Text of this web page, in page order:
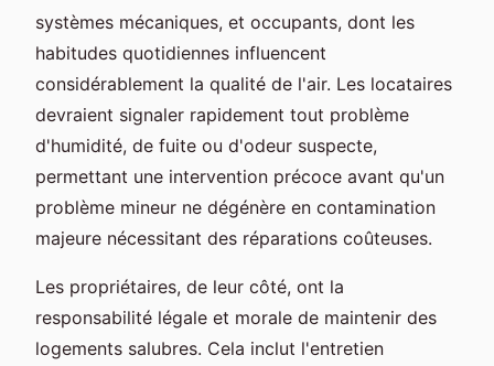
systèmes mécaniques, et occupants, dont les
habitudes quotidiennes influencent
considérablement la qualité de l'air. Les locataires
devraient signaler rapidement tout problème
d'humidité, de fuite ou d'odeur suspecte,
permettant une intervention précoce avant qu'un
problème mineur ne dégénère en contamination
majeure nécessitant des réparations coûteuses.
Les propriétaires, de leur côté, ont la
responsabilité légale et morale de maintenir des
logements salubres. Cela inclut l'entretien